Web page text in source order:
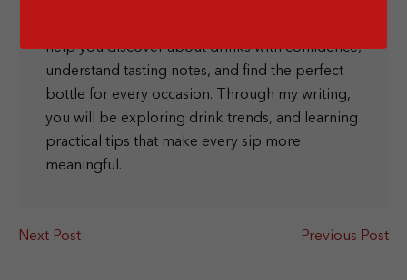
help you discover about drinks with confidence,
understand tasting notes, and find the perfect
bottle for every occasion. Through my writing,
you will be exploring drink trends, and learning
practical tips that make every sip more
meaningful.
Next Post Previous Post